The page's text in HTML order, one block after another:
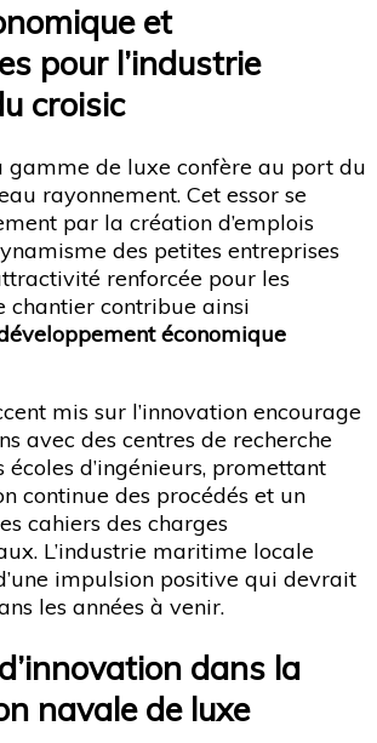
et
pour l’industrie
croisic
gamme de luxe confère au port du
rayonnement. Cet essor se
par la création d’emplois
des petites entreprises
renforcée pour les
chantier contribue ainsi
économique
mis sur l’innovation encourage
avec des centres de recherche
d’ingénieurs, promettant
continue des procédés et un
cahiers des charges
L’industrie maritime locale
impulsion positive qui devrait
les années à venir.
dans la
navale de luxe